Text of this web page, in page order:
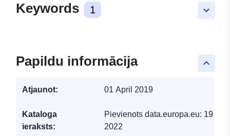
keyboard_arrow_down
Keywords 1
keyboard_arrow_up
Papildu informācija
Atjaunot: 01 April 2019
Kataloga
ieraksts:
Pievienots data.europa.eu: 19
2022